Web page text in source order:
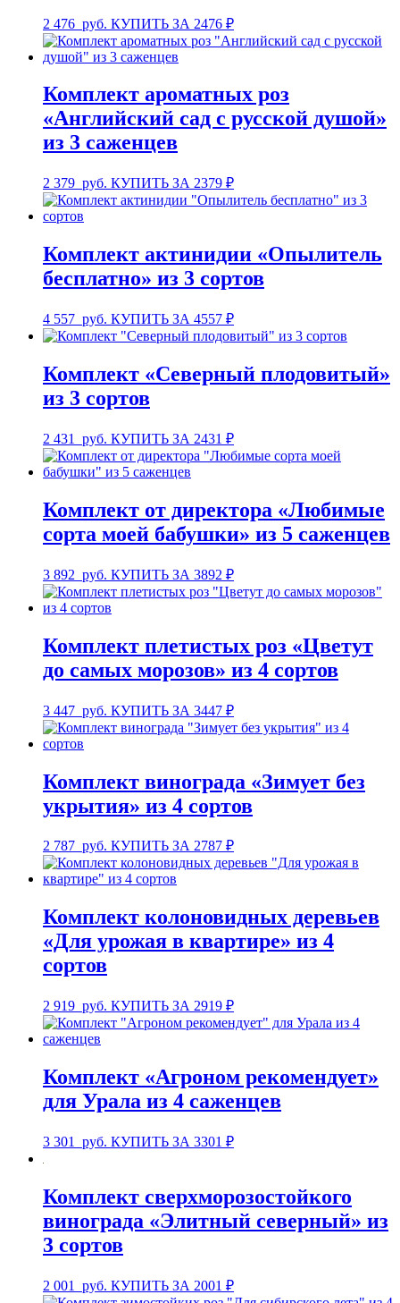
2 476 руб. КУПИТЬ ЗА 2476 ₽
Комплект ароматных роз
«Английский сад с русской душой»
из 3 саженцев
2 379 руб. КУПИТЬ ЗА 2379 ₽
Комплект актинидии «Опылитель
бесплатно» из 3 сортов
4 557 руб. КУПИТЬ ЗА 4557 ₽
Комплект «Северный плодовитый»
из 3 сортов
2 431 руб. КУПИТЬ ЗА 2431 ₽
Комплект от директора «Любимые
сорта моей бабушки» из 5 саженцев
3 892 руб. КУПИТЬ ЗА 3892 ₽
Комплект плетистых роз «Цветут
до самых морозов» из 4 сортов
3 447 руб. КУПИТЬ ЗА 3447 ₽
Комплект винограда «Зимует без
укрытия» из 4 сортов
2 787 руб. КУПИТЬ ЗА 2787 ₽
Комплект колоновидных деревьев
«Для урожая в квартире» из 4
сортов
2 919 руб. КУПИТЬ ЗА 2919 ₽
Комплект «Агроном рекомендует»
для Урала из 4 саженцев
3 301 руб. КУПИТЬ ЗА 3301 ₽
Комплект сверхморозостойкого
винограда «Элитный северный» из
3 сортов
2 001 руб. КУПИТЬ ЗА 2001 ₽